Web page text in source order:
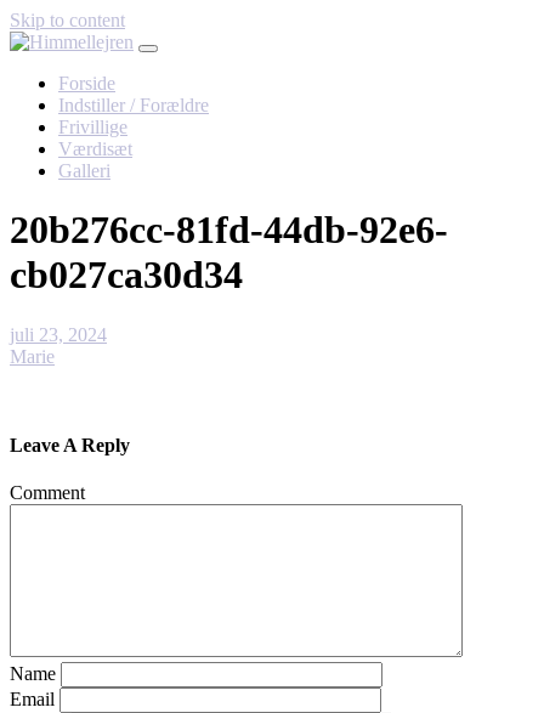
Skip to content
Forside
Indstiller / Forældre
Frivillige
Værdisæt
Galleri
20b276cc-81fd-44db-92e6-
cb027ca30d34
juli 23, 2024
Marie
Leave A Reply
Comment
Name
Email